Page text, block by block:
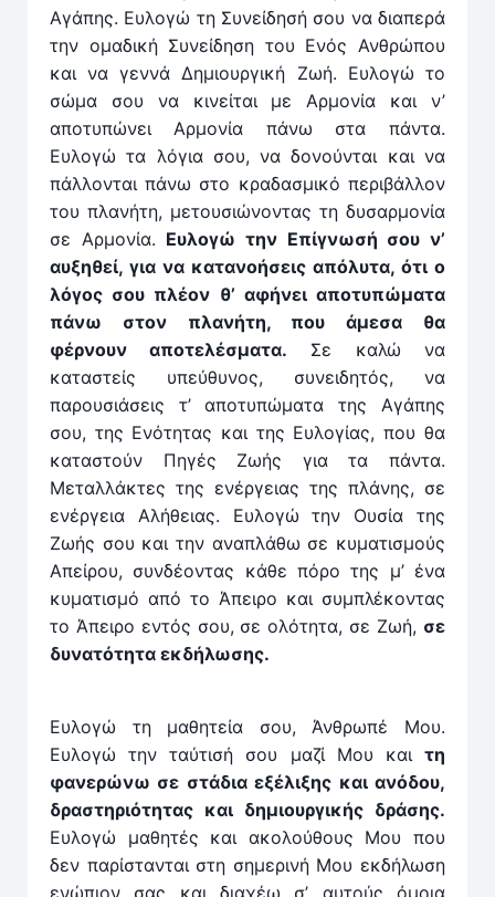
Αγάπης. Ευλογώ τη Συνείδησή σου να διαπερά
την ομαδική Συνείδηση του Ενός Ανθρώπου
και να γεννά Δημιουργική Ζωή. Ευλογώ το
σώμα σου να κινείται με Αρμονία και ν’
αποτυπώνει Αρμονία πάνω στα πάντα.
Ευλογώ τα λόγια σου, να δονούνται και να
πάλλονται πάνω στο κραδασμικό περιβάλλον
του πλανήτη, μετουσιώνοντας τη δυσαρμονία
σε Αρμονία. Ευλογώ την Επίγνωσή σου ν’
αυξηθεί, για να κατανοήσεις απόλυτα, ότι ο
λόγος σου πλέον θ’ αφήνει αποτυπώματα
πάνω στον πλανήτη, που άμεσα θα
φέρνουν αποτελέσματα. Σε καλώ να
καταστείς υπεύθυνος, συνειδητός, να
παρουσιάσεις τ’ αποτυπώματα της Αγάπης
σου, της Ενότητας και της Ευλογίας, που θα
καταστούν Πηγές Ζωής για τα πάντα.
Μεταλλάκτες της ενέργειας της πλάνης, σε
ενέργεια Αλήθειας. Ευλογώ την Ουσία της
Ζωής σου και την αναπλάθω σε κυματισμούς
Απείρου, συνδέοντας κάθε πόρο της μ’ ένα
κυματισμό από το Άπειρο και συμπλέκοντας
το Άπειρο εντός σου, σε ολότητα, σε Ζωή, σε
δυνατότητα εκδήλωσης.
Ευλογώ τη μαθητεία σου, Άνθρωπέ Μου.
Ευλογώ την ταύτισή σου μαζί Μου και τη
φανερώνω σε στάδια εξέλιξης και ανόδου,
δραστηριότητας και δημιουργικής δράσης.
Ευλογώ μαθητές και ακολούθους Μου που
δεν παρίστανται στη σημερινή Μου εκδήλωση
ενώπιον σας και διαχέω σ’ αυτούς όμοια